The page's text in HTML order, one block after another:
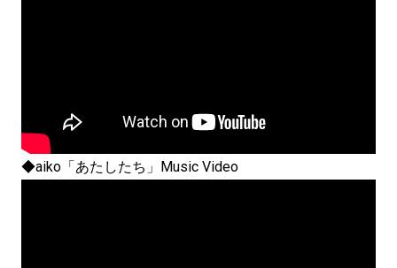
◆aiko「あたしたち」Music Video